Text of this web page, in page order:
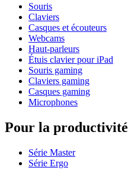
Souris
Claviers
Casques et écouteurs
Webcams
Haut-parleurs
Étuis clavier pour iPad
Souris gaming
Claviers gaming
Casques gaming
Microphones
Pour la productivité
Série Master
Série Ergo